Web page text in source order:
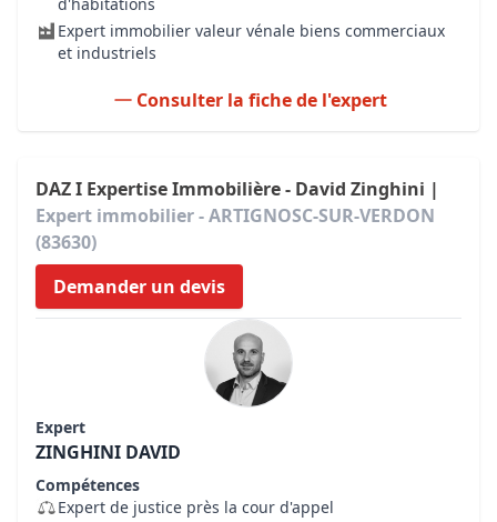
Expert immobilier valeur vénale biens commerciaux
et industriels
Consulter la fiche de l'expert
DAZ I Expertise Immobilière - David Zinghini |
Expert immobilier - ARTIGNOSC-SUR-VERDON
(83630)
Demander un devis
Expert
ZINGHINI DAVID
Compétences
Expert de justice près la cour d'appel